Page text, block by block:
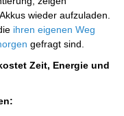
wieder aufzuladen.
ihren eigenen Weg
gefragt sind.
Zeit, Energie und